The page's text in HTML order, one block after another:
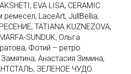
EVA LISA, CERAMIC
ремесел, LaceArt, JullBellia,
TATIANA KUZNEZOVA,
SUNDUK, Ольга
Фотий – ретро
Анастасия Зимина,
ЗЕЛЕНОЕ ЧУДО.